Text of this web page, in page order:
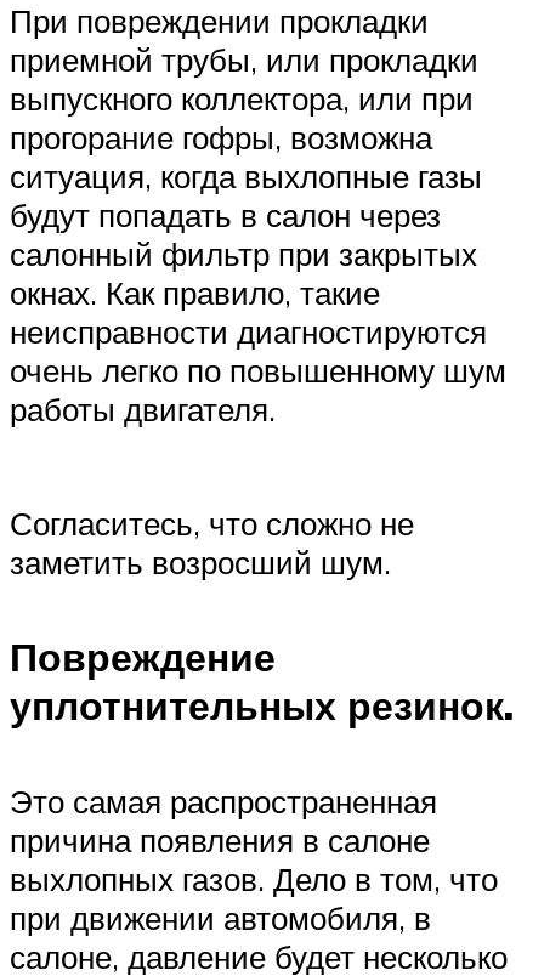
При повреждении прокладки
приемной трубы, или прокладки
выпускного коллектора, или при
прогорание гофры, возможна
ситуация, когда выхлопные газы
будут попадать в салон через
салонный фильтр при закрытых
окнах. Как правило, такие
неисправности диагностируются
очень легко по повышенному шум
работы двигателя.
Согласитесь, что сложно не
заметить возросший шум.
Повреждение
уплотнительных резинок.
Это самая распространенная
причина появления в салоне
выхлопных газов. Дело в том, что
при движении автомобиля, в
салоне, давление будет несколько